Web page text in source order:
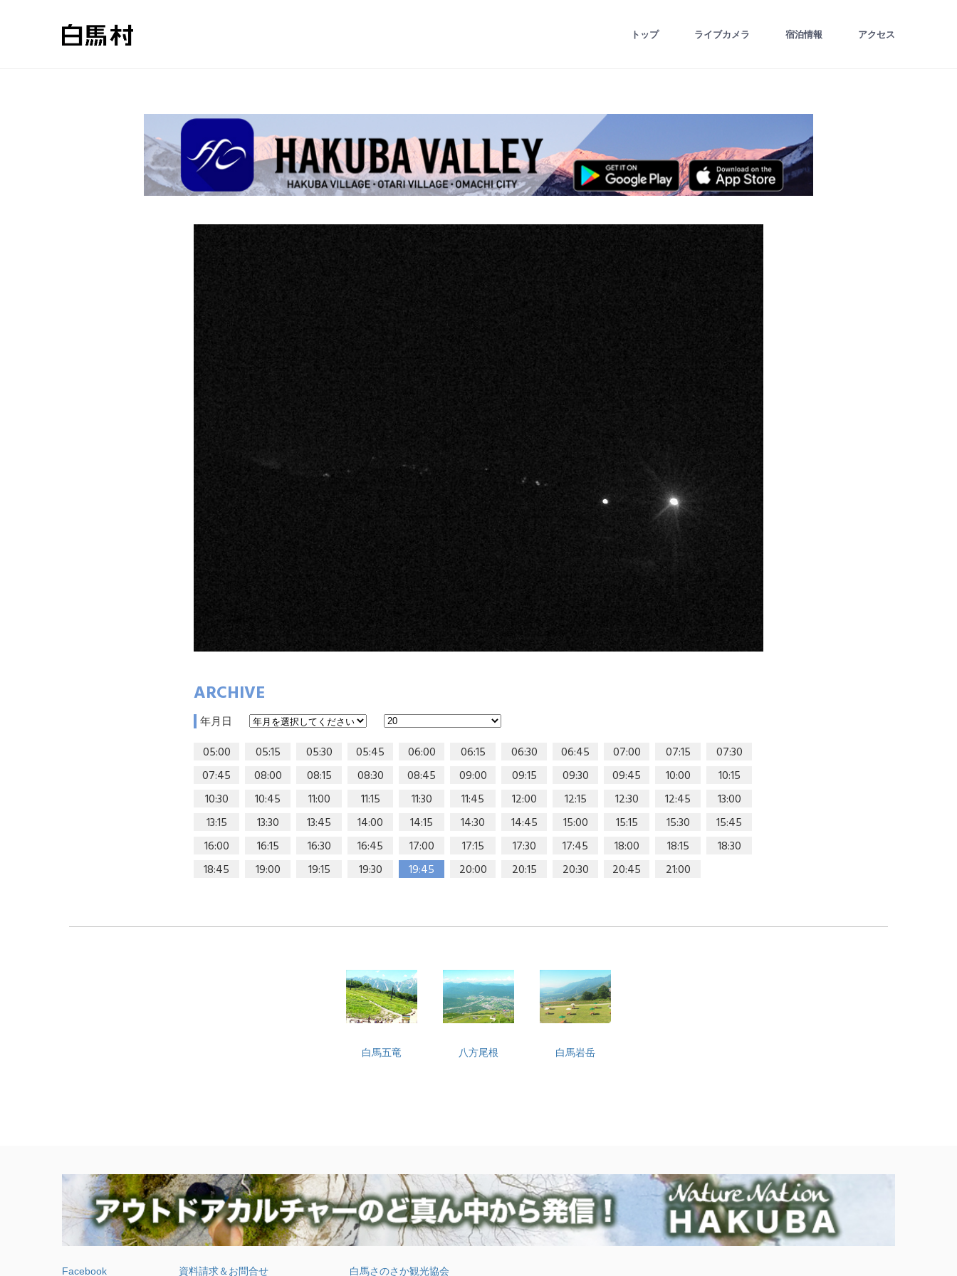
トップ ライブカメラ 宿泊情報 アクセス
ARCHIVE
年月日
05:00 05:15 05:30 05:45 06:00 06:15 06:30 06:45 07:00 07:15
07:30
07:45
08:00 08:15 08:30 08:45 09:00 09:15 09:30 09:45 10:00
10:15
10:30
10:45 11:00 11:15 11:30 11:45 12:00 12:15 12:30 12:45
13:00
13:15
13:30 13:45 14:00 14:15 14:30 14:45 15:00 15:15 15:30
15:45
16:00
16:15 16:30 16:45 17:00 17:15 17:30 17:45 18:00 18:15
18:30
18:45
19:00 19:15 19:30 19:45 20:00 20:15 20:30 20:45 21:00
白馬五竜 八方尾根 白馬岩岳